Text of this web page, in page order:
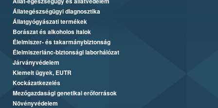
Állategészségügyi diagnosztika
Állatgyógyászati termékek
Borászat és alkoholos italok
Élelmiszer- és takarmánybiztonság
Élelmiszerlánc-biztonsági laborhálózat
Járványvédelem
Kiemelt ügyek, EUTR
Kockázatkezelés
Mezőgazdasági genetikai erőforrások
Növényvédelem